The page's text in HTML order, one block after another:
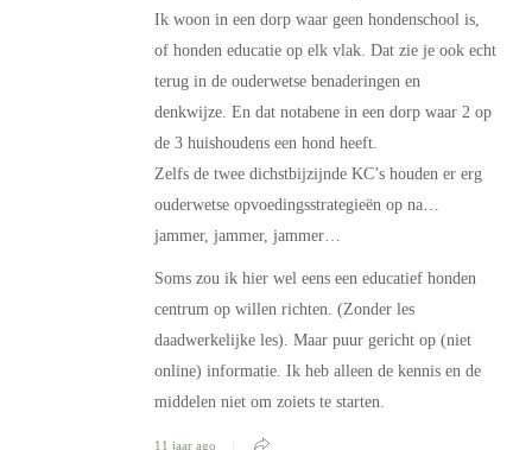
Ik woon in een dorp waar geen hondenschool is,
of honden educatie op elk vlak. Dat zie je ook echt
terug in de ouderwetse benaderingen en
denkwijze. En dat notabene in een dorp waar 2 op
de 3 huishoudens een hond heeft.
Zelfs de twee dichstbijzijnde KC’s houden er erg
ouderwetse opvoedingsstrategieën op na…
jammer, jammer, jammer…
Soms zou ik hier wel eens een educatief honden
centrum op willen richten. (Zonder les
daadwerkelijke les). Maar puur gericht op (niet
online) informatie. Ik heb alleen de kennis en de
middelen niet om zoiets te starten.
11 jaar ago